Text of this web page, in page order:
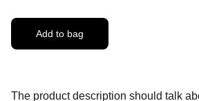
Add to bag
The product description should talk